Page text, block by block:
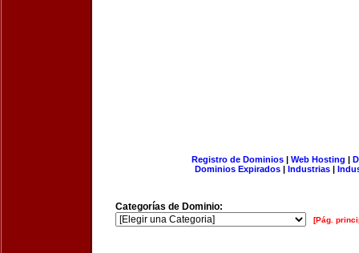
Registro de Dominios| Web Hosting |
Dominios Expirados | Industrias |
Categorías de Dominio:
[Pág.